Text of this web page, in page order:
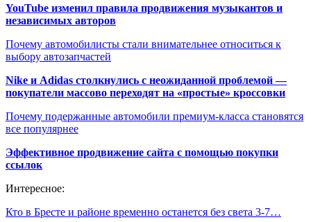
YouTube изменил правила продвижения музыкантов и
независимых авторов
Почему автомобилисты стали внимательнее относиться к
выбору автозапчастей
Nike и Adidas столкнулись с неожиданной проблемой —
покупатели массово переходят на «простые» кроссовки
Почему подержанные автомобили премиум-класса становятся
все популярнее
Эффективное продвижение сайта с помощью покупки
ссылок
Интересное:
Кто в Бресте и районе временно останется без света 3-7…